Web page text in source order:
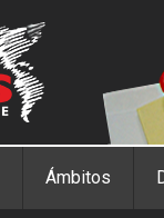
Ámbitos